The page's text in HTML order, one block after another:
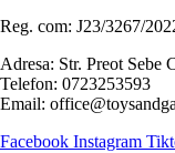
Reg. com: J23/3267/
Adresa: Str. Preot
Telefon: 0723253593
Email:
Facebook Instagram